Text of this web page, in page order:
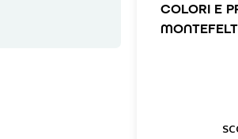
COLORI E